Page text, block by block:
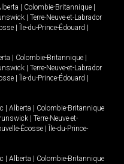
Colombie-Britannique
Terre-Neuve-et-Labrador
Île-du-Prince-Édouard
Colombie-Britannique
Terre-Neuve-et-Labrador
Île-du-Prince-Édouard
Alberta
Colombie-Britannique
Terre-Neuve-et-
Écosse
Île-du-Prince-
Alberta
Colombie-Britannique